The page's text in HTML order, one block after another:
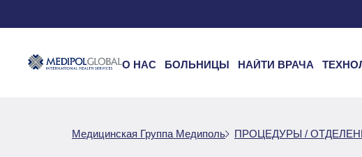
О НАС БОЛЬНИЦЫ НАЙТИ ВРАЧА
Медицинская Группа Медиполь ПРОЦЕДУРЫ /